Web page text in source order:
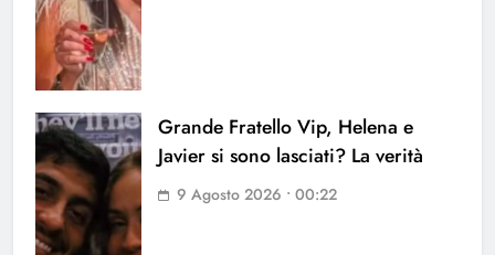
Grande Fratello Vip, Helena e
Javier si sono lasciati? La verità
9 Agosto 2026 • 00:22